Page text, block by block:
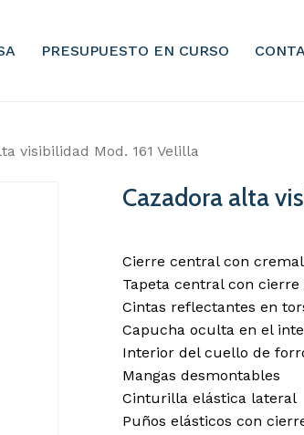
PRESUPUESTO EN CURSO
visibilidad Mod. 161 Velilla
Cazadora alta
Cierre central con
Tapeta central con cierre
Cintas reflectantes en
Capucha oculta en el
Interior del cuello de
Mangas desmontables
Cinturilla elástica lateral
Puños elásticos con
Sé el primero en
obligatorios están marcados